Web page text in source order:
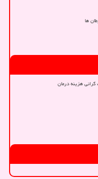
ها
هزینه درمان